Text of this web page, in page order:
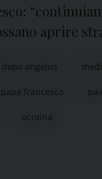
aprire
dopo angelus
papa francesco
ucraina